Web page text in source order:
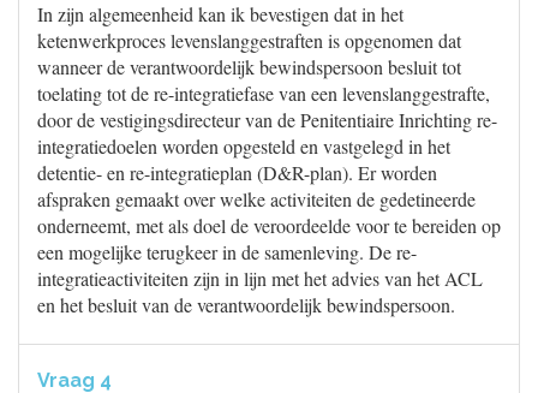
In zijn algemeenheid kan ik bevestigen dat in het
ketenwerkproces levenslanggestraften is opgenomen dat
wanneer de verantwoordelijk bewindspersoon besluit tot
toelating tot de re-integratiefase van een levenslanggestrafte,
door de vestigingsdirecteur van de Penitentiaire Inrichting re-
integratiedoelen worden opgesteld en vastgelegd in het
detentie- en re-integratieplan (D&R-plan). Er worden
afspraken gemaakt over welke activiteiten de gedetineerde
onderneemt, met als doel de veroordeelde voor te bereiden op
een mogelijke terugkeer in de samenleving. De re-
integratieactiviteiten zijn in lijn met het advies van het ACL
en het besluit van de verantwoordelijk bewindspersoon.
Vraag 4